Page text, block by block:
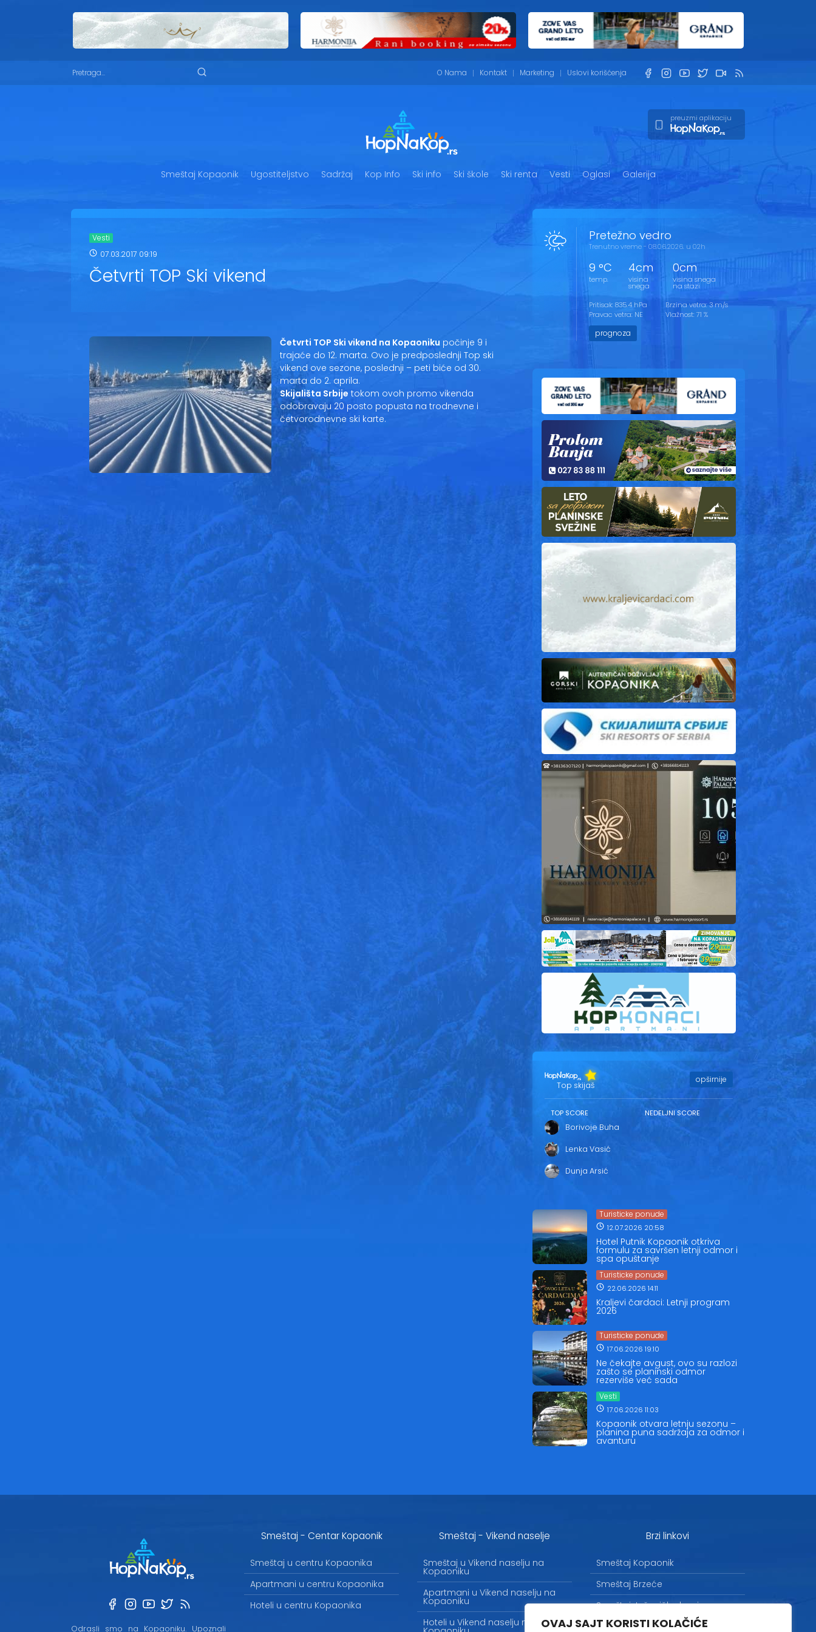
OVAJ SAJT KORISTI KOLAČIĆE
O Nama Kontakt Marketing Uslovi korišćenja
preuzmi aplikaciju
Smeštaj Kopaonik Ugostiteljstvo Sadržaj Kop Info Ski info Ski škole Ski renta Vesti Oglasi Galerija
Vesti
07.03.2017 09:19
Četvrti TOP Ski vikend
Četvrti TOP Ski vikend na Kopaoniku počinje 9 i
trajaće do 12. marta. Ovo je predposlednji Top ski
vikend ove sezone, poslednji – peti biće od 30.
marta do 2. aprila.
Skijališta Srbije tokom ovoh promo vikenda
odobravaju 20 posto popusta na trodnevne i
četvorodnevne ski karte.
Pretežno vedro
Trenutno vreme - 08.06.2026. u 02h
9 °C
temp.
4cm
visina
snega
0cm
visina snega
na stazi
Pritisak: 835.4 hPa
Pravac vetra: NE
Brzina vetra: 3 m/s
Vlažnost: 71 %
prognoza
Top skijaš
opširnije
TOP SCORE
Borivoje Buha
Lenka Vasić
Dunja Arsić
NEDELJNI SCORE
Turisticke ponude
12.07.2026 20:58
Hotel Putnik Kopaonik otkriva
formulu za savršen letnji odmor i
spa opuštanje
Turisticke ponude
22.06.2026 14:11
Kraljevi čardaci: Letnji program
2026
Turisticke ponude
17.06.2026 19:10
Ne čekajte avgust, ovo su razlozi
zašto se planinski odmor
rezerviše već sada
Vesti
17.06.2026 11:03
Kopaonik otvara letnju sezonu –
planina puna sadržaja za odmor i
avanturu
Odrasli smo na Kopaoniku. Upoznali
Smeštaj - Centar Kopaonik
Smeštaj u centru Kopaonika
Apartmani u centru Kopaonika
Hoteli u centru Kopaonika
Smeštaj - Vikend naselje
Smeštaj u Vikend naselju na
Kopaoniku
Apartmani u Vikend naselju na
Kopaoniku
Hoteli u Vikend naselju na
Brzi linkovi
Smeštaj Kopaonik
Smeštaj Brzeće
Smeštaj Jošanička banja
Uslovi korišćenja